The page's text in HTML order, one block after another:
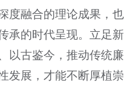
度融合的理论成果，也
承的时代呈现。立足新
以古鉴今，推动传统廉
发展，才能不断厚植崇